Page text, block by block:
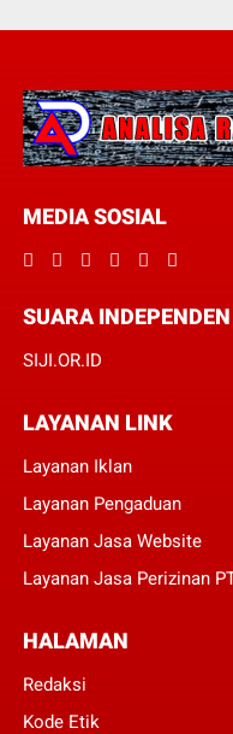
MEDIA SOSIAL
SUARA
SIJI.OR.ID
LAYANAN LINK
Layanan Iklan
Layanan Pengaduan
Layanan Jasa Website
Layanan Jasa Perizinan
HALAMAN
Redaksi
Kode Etik